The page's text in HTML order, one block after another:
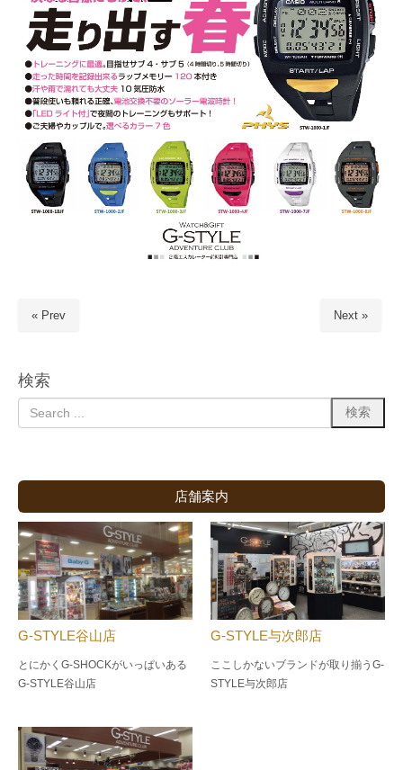
« Prev Next »
検索
店舗案内
G-STYLE谷山店
とにかくG-SHOCKがいっぱいある
G-STYLE谷山店
G-STYLE与次郎店
ここしかないブランドが取り揃うG-
STYLE与次郎店